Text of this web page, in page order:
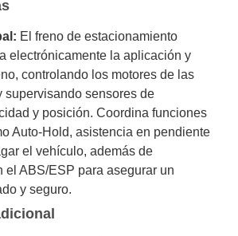
El freno de estacionamiento
electrónicamente la aplicación y
controlando los motores de las
supervisando sensores de
y posición. Coordina funciones
Auto-Hold, asistencia en pendiente
el vehículo, además de
el ABS/ESP para asegurar un
y seguro.